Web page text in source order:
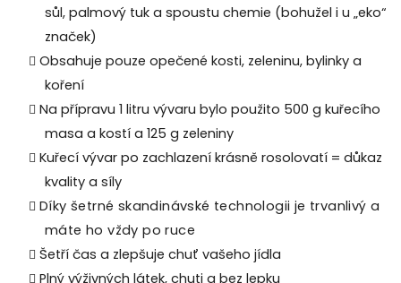
sůl, palmový tuk a spoustu chemie (bohužel i u „eko“
značek)
Obsahuje pouze opečené kosti, zeleninu, bylinky a
koření
Na přípravu 1 litru vývaru bylo použito 500 g kuřecího
masa a kostí a 125 g zeleniny
Kuřecí vývar po zachlazení krásně rosolovatí = důkaz
kvality a síly
Díky šetrné skandinávské technologii je trvanlivý a
máte ho vždy po ruce
Šetří čas a zlepšuje chuť vašeho jídla
Plný výživných látek, chuti a bez lepku